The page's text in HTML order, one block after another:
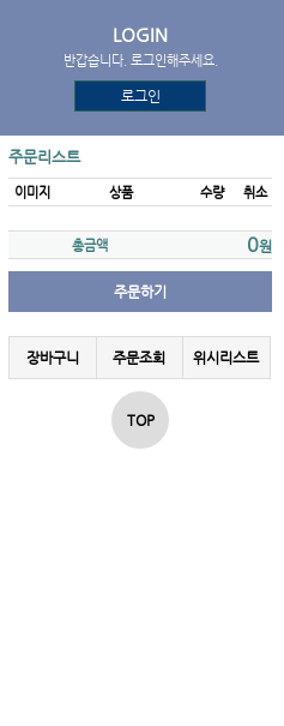
SSK
LOGIN
반갑습니다. 로그인해주세요.
로그인
주문리스트
이미지 상품 수량 취소
총금액 0원
주문하기
장바구니 주문조회 위시리스트
TOP